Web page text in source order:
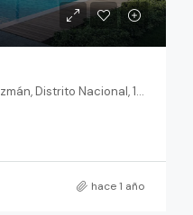
Gazcue, Santo Domingo de Guzmán, Distrito Nacional, 10205, República Dominicana
hace 1 año